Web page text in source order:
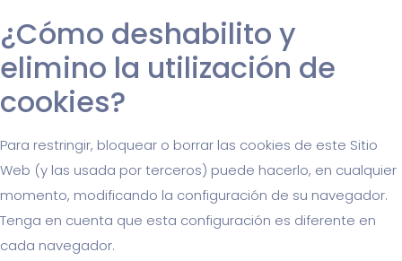
¿Cómo deshabilito y
elimino la utilización de
cookies?
Para restringir, bloquear o borrar las cookies de este Sitio
Web (y las usada por terceros) puede hacerlo, en cualquier
momento, modificando la configuración de su navegador.
Tenga en cuenta que esta configuración es diferente en
cada navegador.